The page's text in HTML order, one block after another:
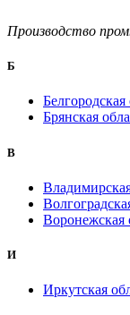
Производство
Б
Белгородская
Брянская
B
Воронежская
И
Иркутская